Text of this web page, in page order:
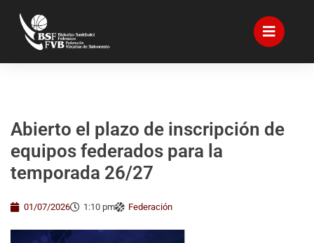
Abierto el plazo de inscripción de
equipos federados para la
temporada 26/27
01/07/2026 1:10 pm Federación